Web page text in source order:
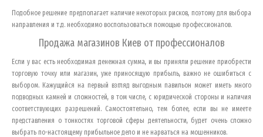
Подобное решение предполагает наличие некоторых рисков, поэтому для выбора
направления и т.д. необходимо воспользоваться помощью профессионалов.
Продажа магазинов Киев от профессионалов
Если у вас есть необходимая денежная сумма, и вы приняли решение приобрести
торговую точку или магазин, уже приносящую прибыль, важно не ошибиться с
выбором. Кажущийся на первый взгляд выгодным павильон может иметь много
подводных камней и сложностей, в том числе, с юридической стороны и наличия
соответствующих разрешений. Самостоятельно, тем более, если вы не имеете
представления о тонкостях торговой сферы деятельности, будет очень сложно
выбрать по-настоящему прибыльное дело и не нарваться на мошенников.